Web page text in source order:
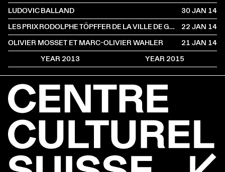
LUDOVIC BALLAND
30 JAN2014
LES PRIX RODOLPHE TÖPFFER DE LA VILLE DE GENÈVE
22 JAN2014
OLIVIER MOSSET ET MARC-OLIVIER WAHLER
21 JAN2014
YEAR 2013
YEAR 2015